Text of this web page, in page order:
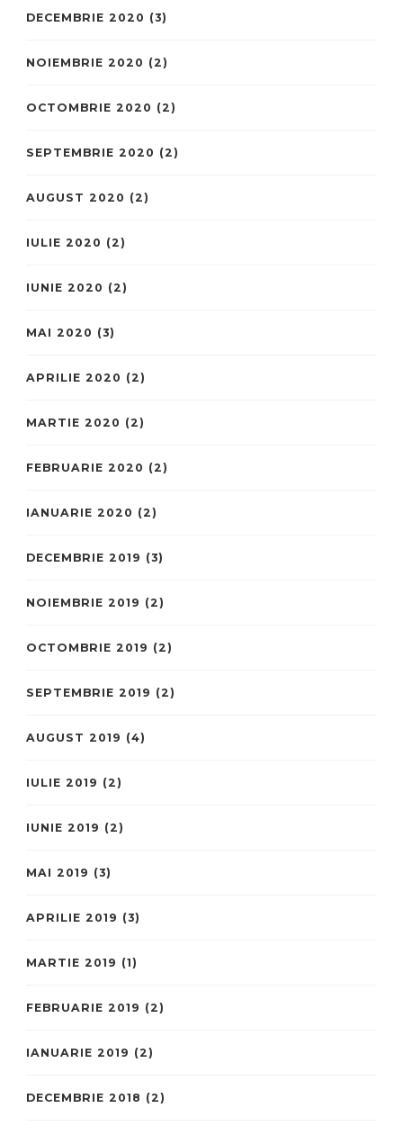
DECEMBRIE 2020 (3)
NOIEMBRIE 2020 (2)
OCTOMBRIE 2020 (2)
SEPTEMBRIE 2020 (2)
AUGUST 2020 (2)
IULIE 2020 (2)
IUNIE 2020 (2)
MAI 2020 (3)
APRILIE 2020 (2)
MARTIE 2020 (2)
FEBRUARIE 2020 (2)
IANUARIE 2020 (2)
DECEMBRIE 2019 (3)
NOIEMBRIE 2019 (2)
OCTOMBRIE 2019 (2)
SEPTEMBRIE 2019 (2)
AUGUST 2019 (4)
IULIE 2019 (2)
IUNIE 2019 (2)
MAI 2019 (3)
APRILIE 2019 (3)
MARTIE 2019 (1)
FEBRUARIE 2019 (2)
IANUARIE 2019 (2)
DECEMBRIE 2018 (2)